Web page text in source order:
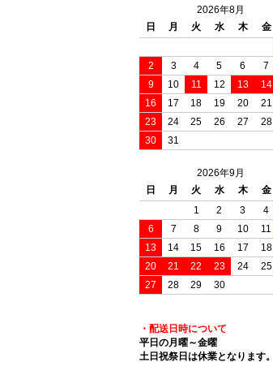
2026年8月
日
月 火 水 木 金
2
3 4 5 6 7
9
10 11 12 13 14
16
17 18 19 20 21
23
24 25 26 27 28
30
31
2026年9月
日
月 火 水 木 金
1
2 3 4
6
7 8 9 10 11
13
14 15 16 17 18
20
21 22 23 24 25
27
28 29 30
・配送日時について
平日の月曜～金曜
土日祝祭日は休業となります。